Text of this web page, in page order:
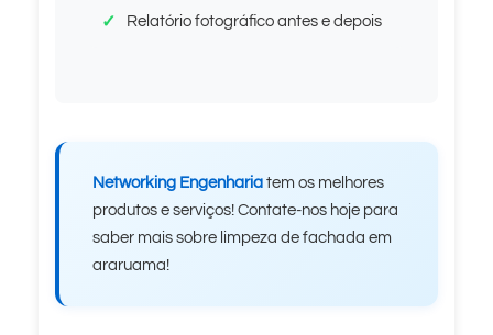
Relatório fotográfico antes e depois
Networking Engenharia tem os melhores
produtos e serviços! Contate-nos hoje para
saber mais sobre limpeza de fachada em
araruama!